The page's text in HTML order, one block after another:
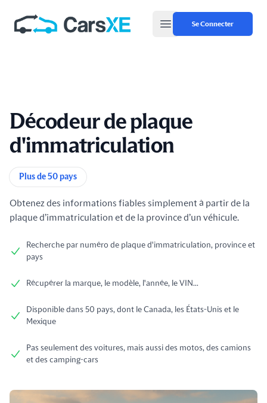
Open main menu
Se Connecter
Décodeur de plaque
d'immatriculation
Informations sur le produit
Plus de 50 pays
Obtenez des informations fiables simplement à partir de la
plaque d’immatriculation et de la province d’un véhicule.
Recherche par numéro de plaque d'immatriculation, province et
pays
Récupérer la marque, le modèle, l'année, le VIN...
Disponible dans 50 pays, dont le Canada, les États-Unis et le
Mexique
Pas seulement des voitures, mais aussi des motos, des camions
et des camping-cars